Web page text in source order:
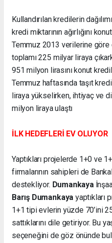
Kullandırılan kredilerin
kredi miktarının ağırlığını
Temmuz 2013 verilerine
toplamı 225 milyar liraya
951 milyon lirasını konut
Temmuz haftasında taşıt
liraya yükselirken, ihtiyaç ve
milyon liraya ulaştı
İLK HEDEFLERİ EV OLUYOR
Yaptıkları projelerde 1+0 ve
firmalarının sahipleri de
destekliyor. Dumankaya
Barış Dumankaya yaptıkları
1+1 tipi evlerin yüzde 70’ini
sattıklarını dile getiriyor. Bu
seçeneğini de göz önünde